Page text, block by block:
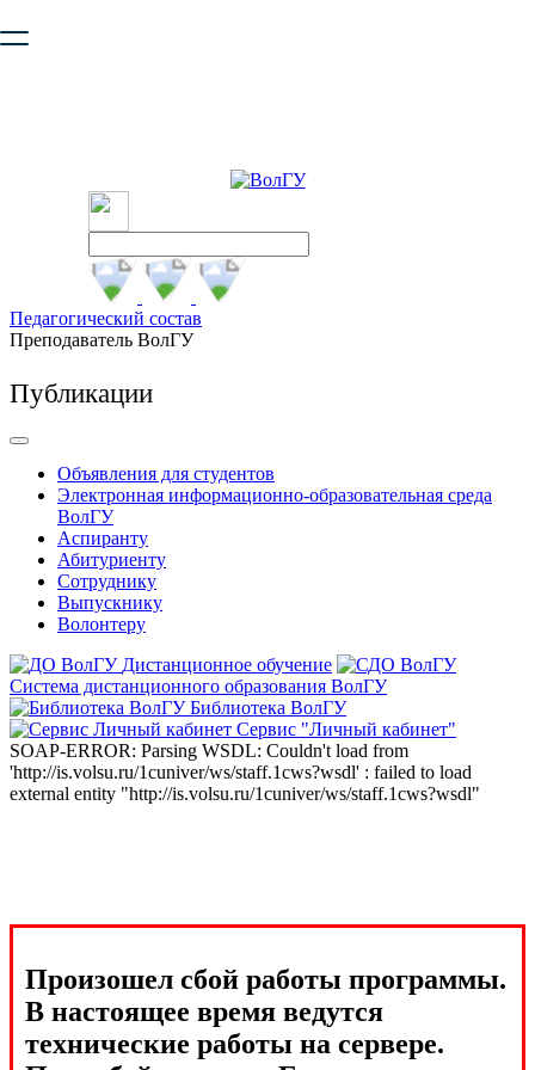
безопасную работу с сайтом. Пожалуйста
Педагогический состав
Преподаватель ВолГУ
Публикации
Объявления для студентов
Электронная информационно-образовательная среда
ВолГУ
Аспиранту
Абитуриенту
Сотруднику
Выпускнику
Волонтеру
Дистанционное обучение
Система дистанционного образования ВолГУ
Библиотека ВолГУ
Сервис "Личный кабинет"
SOAP-ERROR: Parsing WSDL: Couldn't load from
'http://is.volsu.ru/1cuniver/ws/staff.1cws?wsdl' : failed to load
external entity "http://is.volsu.ru/1cuniver/ws/staff.1cws?wsdl"
Произошел сбой работы программы.
В настоящее время ведутся
технические работы на сервере.